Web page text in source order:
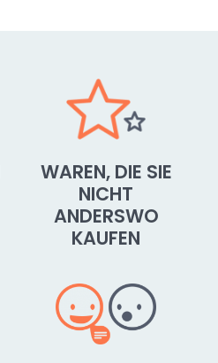
WAREN, DIE SIE
NICHT
ANDERSWO
KAUFEN